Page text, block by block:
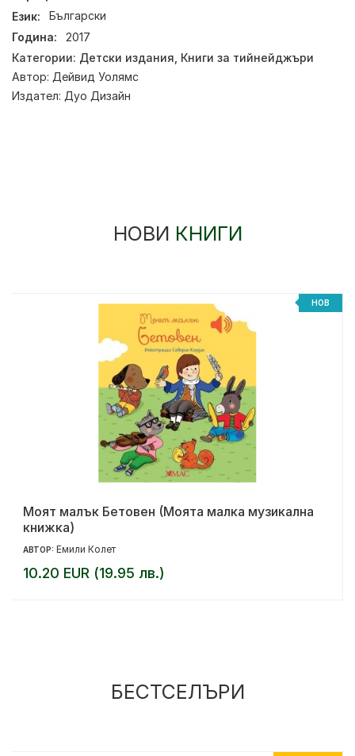
Език:
Български
Година:
2017
Категории: Детски издания Книги за тийнейджъри
Автор: Дейвид Уолямс
Издател: Дуо Дизайн
НОВИ КНИГИ
НОВ
Моят малък Бетовен (Моята малка музикална
книжка)
АВТОР: Емили Колет
10.20 EUR (19.95 лв.)
БЕСТСЕЛЪРИ